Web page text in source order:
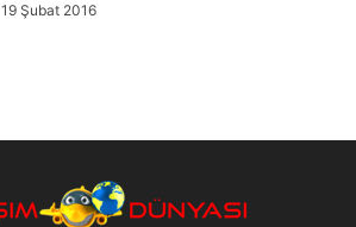
19 Şubat 2016